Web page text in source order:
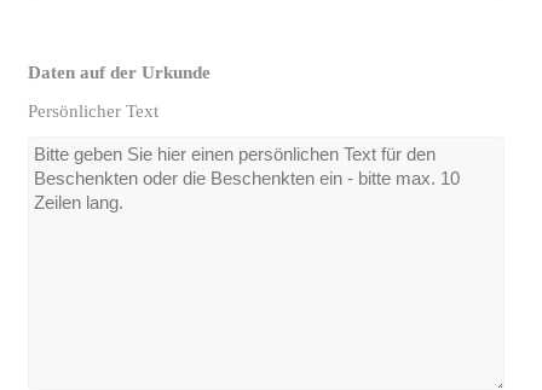
Daten auf der Urkunde
Persönlicher Text